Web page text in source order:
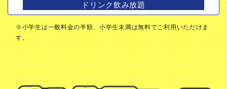
ドリンク飲み放題
※小学生は一般料金の半額、小学生未満は無料でご利用いただけま
す。